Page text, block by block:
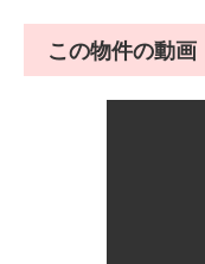
この物件の動画